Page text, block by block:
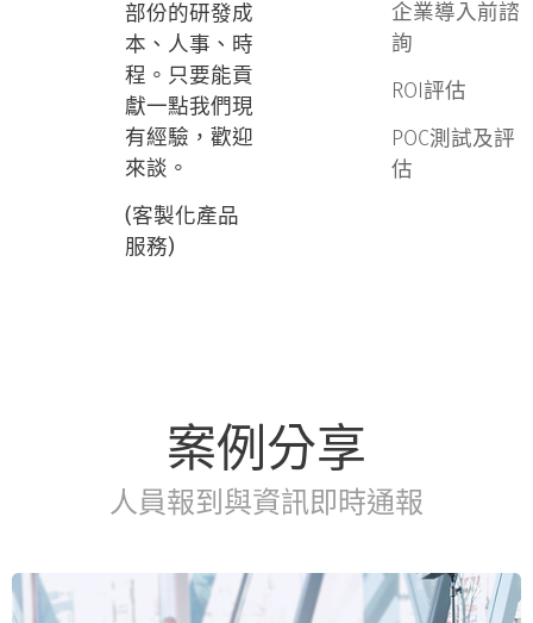
部份的研發成
本、人事、時
程。只要能貢
獻一點我們現
有經驗，歡迎
來談。
(客製化產品
服務)
企業導入前諮
詢
ROI評估
POC測試及評
估
案例分享
人員報到與資訊即時通報